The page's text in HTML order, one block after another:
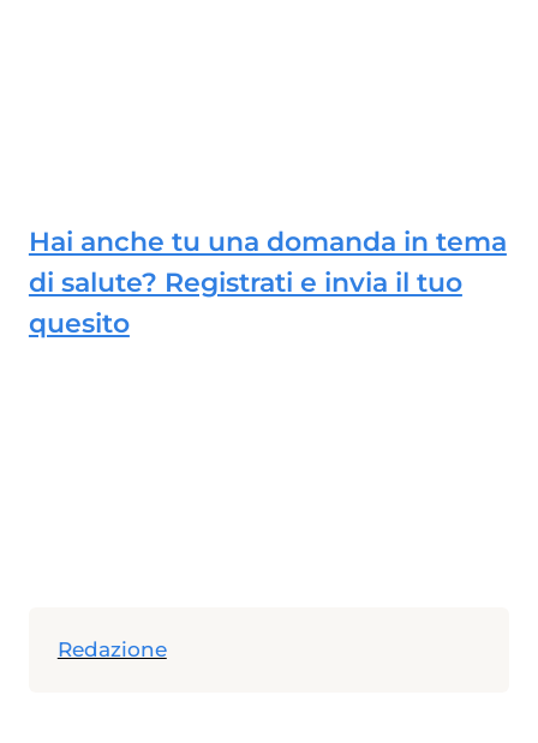
Hai anche tu una domanda in tema
di salute? Registrati e invia il tuo
quesito
Redazione